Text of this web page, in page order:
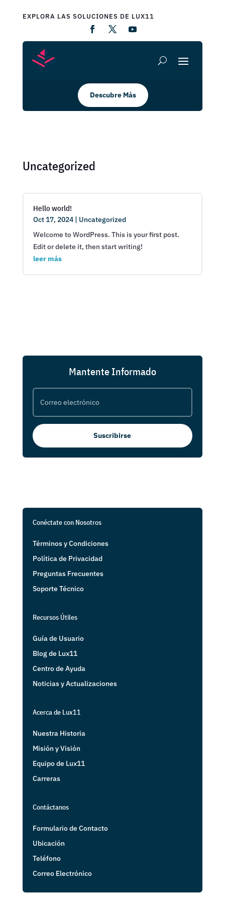
EXPLORA LAS SOLUCIONES DE LUX11
Descubre Más
Uncategorized
Hello world!
Oct 17, 2024| Uncategorized
Welcome to WordPress. This is your first post.
Edit or delete it, then start writing!
leer más
Mantente Informado
Suscribirse
Conéctate con Nosotros
Términos y Condiciones
Política de Privacidad
Preguntas Frecuentes
Soporte Técnico
Recursos Útiles
Guía de Usuario
Blog de Lux11
Centro de Ayuda
Noticias y Actualizaciones
Acerca de Lux11
Nuestra Historia
Misión y Visión
Equipo de Lux11
Carreras
Contáctanos
Formulario de Contacto
Ubicación
Teléfono
Correo Electrónico